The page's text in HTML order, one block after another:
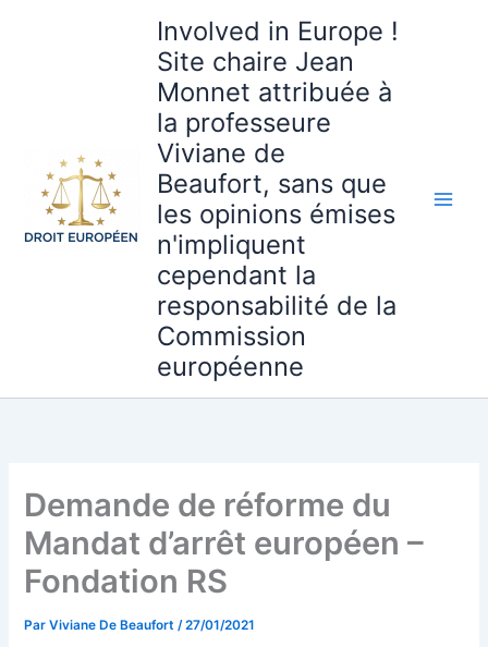
Involved in Europe !
Site chaire Jean
Monnet attribuée à
la professeure
Viviane de
Beaufort, sans que
les opinions émises
n'impliquent
cependant la
responsabilité de la
Commission
européenne
Demande de réforme du
Mandat d’arrêt européen –
Fondation RS
ParViviane De Beaufort/27/01/2021